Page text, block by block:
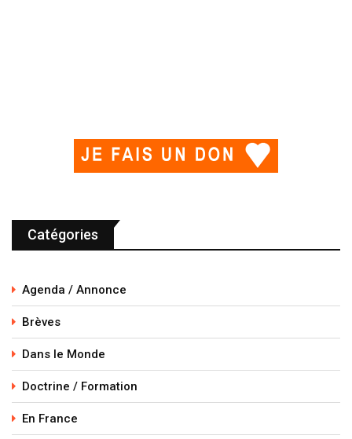
Catégories
Agenda / Annonce
Brèves
Dans le Monde
Doctrine / Formation
En France